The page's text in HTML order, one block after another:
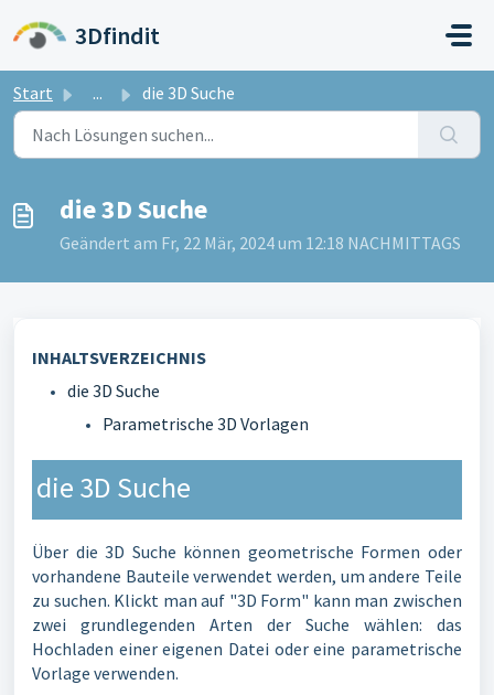
3Dfindit
Start ... die 3D Suche
die 3D Suche
Geändert am Fr, 22 Mär, 2024 um 12:18 NACHMITTAGS
INHALTSVERZEICHNIS
die 3D Suche
Parametrische 3D Vorlagen
die 3D Suche
Über die 3D Suche können geometrische Formen oder
vorhandene Bauteile verwendet werden, um andere Teile
zu suchen. Klickt man auf "3D Form" kann man zwischen
zwei grundlegenden Arten der Suche wählen: das
Hochladen einer eigenen Datei oder eine parametrische
Vorlage verwenden.